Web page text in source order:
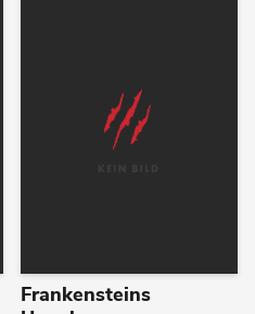
Frankensteins